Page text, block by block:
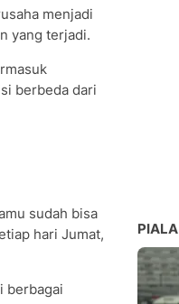
menjadi
yang terjadi.
berbeda dari
sudah bisa
hari Jumat,
berbagai